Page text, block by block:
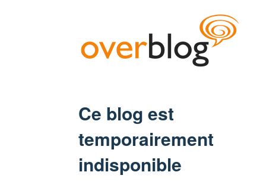
Ce blog est
temporairement
indisponible